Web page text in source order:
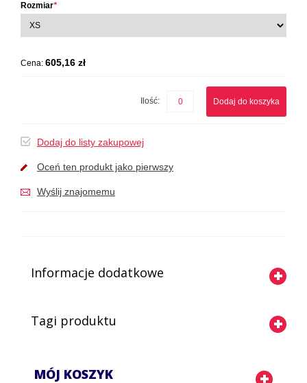
*
Rozmiar
Cena: 605,16 zł
Ilość: Dodaj do koszyka
Dodaj do listy zakupowej
Oceń ten produkt jako pierwszy
Wyślij znajomemu
Informacje dodatkowe
Tagi produktu
MÓJ KOSZYK